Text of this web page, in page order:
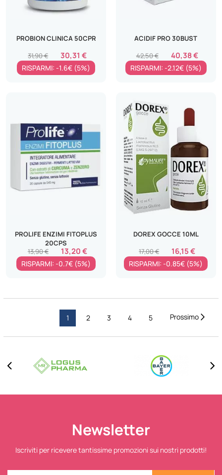
PROBION CLINICA 50CPR
30,31 €
31,90 €
RISPARMI: -1.6€ (5%)
ACIDIF PRO 30BUST
40,38 €
42,50 €
RISPARMI: -2.12€ (5%)
PROLIFE ENZIMI FITOPLUS
20CPS
13,20 €
13,90 €
RISPARMI: -0.7€ (5%)
DOREX GOCCE 10ML
16,15 €
17,00 €
RISPARMI: -0.85€ (5%)
Attualmente
stai
la
1 Pagina
2 Pagina
3 Pagina
4 Pagina
5
Newsletter
Iscriviti per ricevere tantissime promozioni sui nostri prodotti!